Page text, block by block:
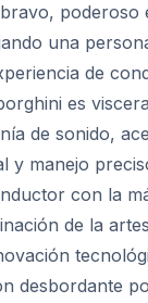
poderoso
una
de
es
de sonido,
y manejo
con la
de la
desbordante